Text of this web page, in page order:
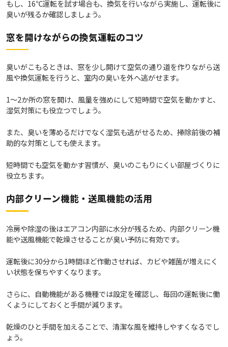
もし、16℃運転を試す場合も、換気を行いながら実施し、運転後に
臭いが残るか確認しましょう。
窓を開けながらの換気運転のコツ
臭いがこもるときは、窓を少し開けて空気の通り道を作りながら送
風や換気運転を行うと、室内の臭いを外へ逃がせます。
1～2か所の窓を開け、風量を強めにして短時間で空気を動かすと、
湿気対策にも役立つでしょう。
また、臭いを薄めるだけでなく湿気も逃がせるため、掃除前後の補
助的な対策としても使えます。
短時間でも空気を動かす習慣が、臭いのこもりにくい部屋づくりに
役立ちます。
内部クリーン機能・送風機能の活用
冷房や除湿の後はエアコン内部に水分が残るため、内部クリーン機
能や送風機能で乾燥させることが臭い予防に有効です。
運転後に30分から1時間ほど作動させれば、カビや雑菌が増えにく
い状態を保ちやすくなります。
さらに、自動機能がある機種では設定を確認し、毎回の運転後に働
くようにしておくと手間が減ります。
乾燥のひと手間を加えることで、清潔な風を維持しやすくなるでし
ょう。